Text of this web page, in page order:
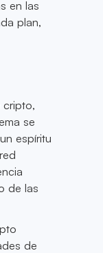
en las
plan,
cripto,
se
espíritu
de las
de